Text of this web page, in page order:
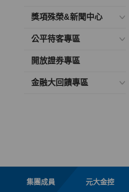
獎項殊榮&新聞中心
公平待客專區
開放證券專區
金融大回饋專區
集團成員 元大金控